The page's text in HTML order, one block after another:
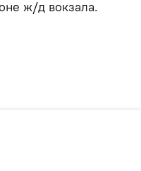
ж/д вокзала.